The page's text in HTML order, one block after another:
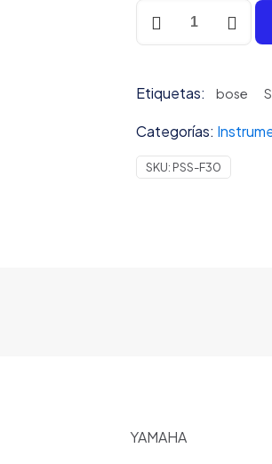
Mini
Teclado
Yamaha
F30
Etiquetas: bose
Categorías:
SKU: PSS-F30
YAMAHA